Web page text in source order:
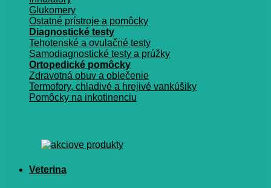
Glukomery
Ostatné prístroje a pomôcky
Diagnostické testy
Tehotenské a ovulačné testy
Samodiagnostické testy a prúžky
Ortopedické pomôcky
Zdravotná obuv a oblečenie
Termofory, chladivé a hrejivé vankúšiky
Pomôcky na inkotinenciu
Veterina